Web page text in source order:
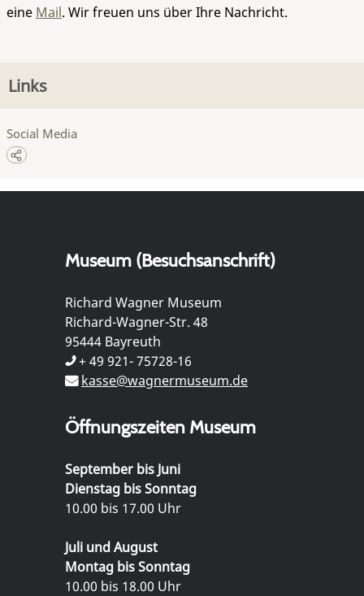
eine Mail. Wir freuen uns über Ihre Nachricht.
Links
Social Media
Museum (Besuchsanschrift)
Richard Wagner Museum
Richard-Wagner-Str. 48
95444 Bayreuth
+ 49 921- 75728-16
kasse@wagnermuseum.de
Öffnungszeiten Museum
September bis Juni
Dienstag bis Sonntag
10.00 bis 17.00 Uhr
Juli und August
Montag bis Sonntag
10.00 bis 18.00 Uhr